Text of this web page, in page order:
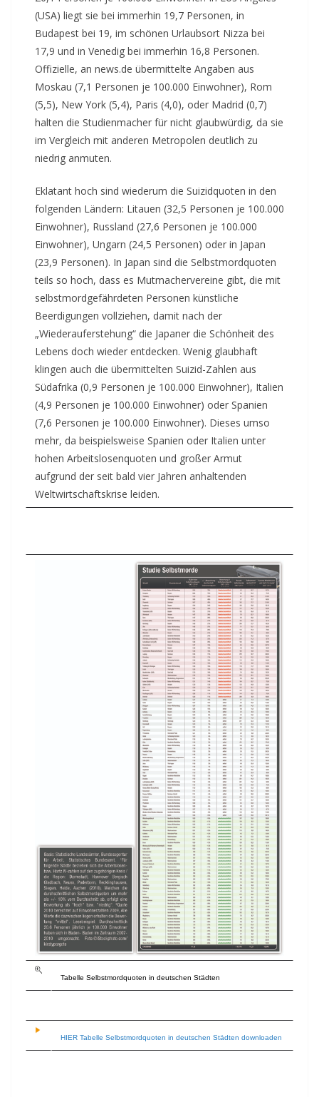
(USA) liegt sie bei immerhin 19,7 Personen, in
Budapest bei 19, im schönen Urlaubsort Nizza bei
17,9 und in Venedig bei immerhin 16,8 Personen.
Offizielle, an news.de übermittelte Angaben aus
Moskau (7,1 Personen je 100.000 Einwohner), Rom
(5,5), New York (5,4), Paris (4,0), oder Madrid (0,7)
halten die Studienmacher für nicht glaubwürdig, da sie
im Vergleich mit anderen Metropolen deutlich zu
niedrig anmuten.
Eklatant hoch sind wiederum die Suizidquoten in den
folgenden Ländern: Litauen (32,5 Personen je 100.000
Einwohner), Russland (27,6 Personen je 100.000
Einwohner), Ungarn (24,5 Personen) oder in Japan
(23,9 Personen). In Japan sind die Selbstmordquoten
teils so hoch, dass es Mutmachervereine gibt, die mit
selbstmordgefährdeten Personen künstliche
Beerdigungen vollziehen, damit nach der
„Wiederauferstehung“ die Japaner die Schönheit des
Lebens doch wieder entdecken. Wenig glaubhaft
klingen auch die übermittelten Suizid-Zahlen aus
Südafrika (0,9 Personen je 100.000 Einwohner), Italien
(4,9 Personen je 100.000 Einwohner) oder Spanien
(7,6 Personen je 100.000 Einwohner). Dieses umso
mehr, da beispielsweise Spanien oder Italien unter
hohen Arbeitslosenquoten und großer Armut
aufgrund der seit bald vier Jahren anhaltenden
Weltwirtschaftskrise leiden.
Tabelle Selbstmordquoten in deutschen Städten
HIER Tabelle Selbstmordquoten in deutschen Städten downloaden